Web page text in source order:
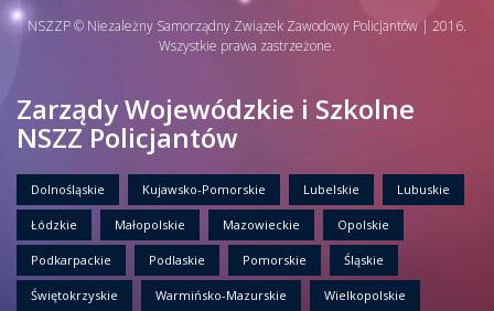
NSZZP © Niezależny Samorządny Związek Zawodowy Policjantów | 2016.
Wszystkie prawa zastrzeżone.
Zarządy Wojewódzkie i Szkolne
NSZZ Policjantów
Dolnośląskie Kujawsko-Pomorskie Lubelskie Lubuskie
Łódzkie Małopolskie Mazowieckie Opolskie
Podkarpackie Podlaskie Pomorskie Śląskie
Świętokrzyskie Warmińsko-Mazurskie Wielkopolskie